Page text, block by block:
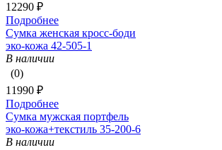
12290 ₽
Подробнее
Сумка женская кросс-боди
эко-кожа 42-505-1
В наличии
(0)
11990 ₽
Подробнее
Сумка мужская портфель
эко-кожа+текстиль 35-200-6
В наличии